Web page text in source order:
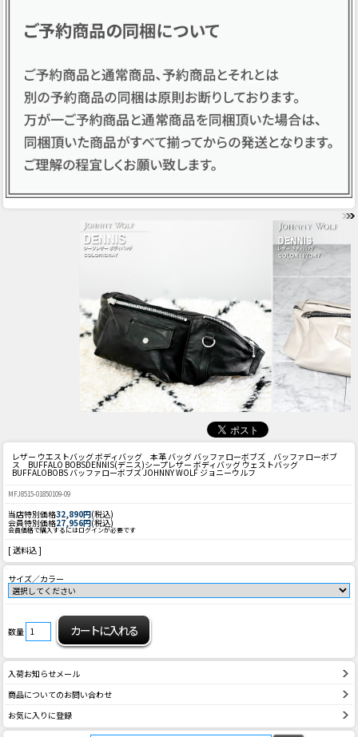
レザー ウエストバッグ ボディバッグ 本革 バッグ バッファローボブズ バッファローボブ
ス BUFFALO BOBSDENNIS(デニス)シープレザー ボディバッグ ウェストバッグ
BUFFALOBOBS バッファローボブズ JOHNNY WOLF ジョニーウルフ
MFJ8515-01850109-09
当店特別価格32,890円(税込)
会員特別価格27,956円(税込)
会員価格で購入するにはログインが必要です
[ 送料込 ]
サイズ／カラー
数量
入荷お知らせメール
商品についてのお問い合わせ
お気に入りに登録